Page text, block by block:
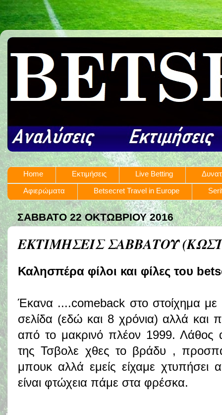
Home Εκτιμήσεις Live Betting
Αφιερώματα
Betsecret Travel in Europe
ΣΆΒΒΑΤΟ 22 ΟΚΤΩΒΡΊΟΥ 2016
ΕΚΤΙΜΗΣΕΙΣ ΣΑΒΒΑΤΟΥ
Καλησπέρα φίλοι και φίλες του
Έκανα ....comeback στο στοίχημα με
σελίδα (εδώ και 8 χρόνια) αλλά και
από το μακρινό πλέον 1999. Λάθος
της Τσβολε χθες το βράδυ ,
μπουκ αλλά εμείς είχαμε
είναι φτώχεια πάμε στα φρέσκα.